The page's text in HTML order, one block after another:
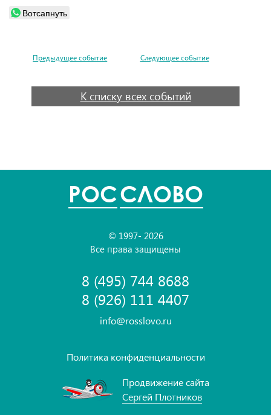
Вотсапнуть
Предыдущее событие Следующее событие
К списку всех событий
POCСЛОВО
© 1997- 2026
Все права защищены
8 (495) 744 8688
8 (926) 111 4407
info@rosslovo.ru
Политика конфиденциальности
Продвижение сайта
Сергей Плотников